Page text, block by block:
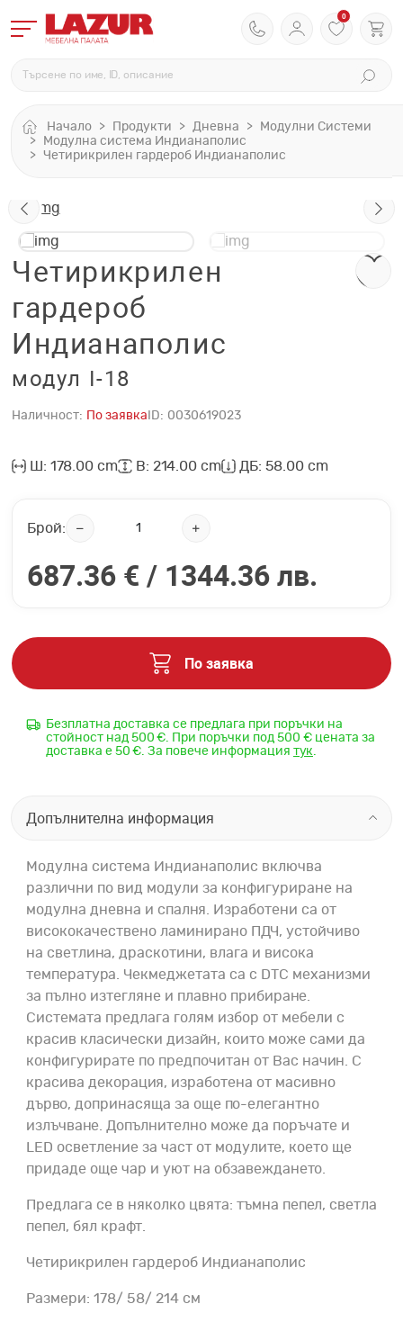
0
Начало Продукти Дневна
Модулни Системи
Модулна система Индианаполис
Четирикрилен гардероб Индианаполис
Четирикрилен
гардероб
Индианаполис
модул I-18
Наличност: По заявка ID: 0030619023
Ш: 178.00 cm В: 214.00 cm ДБ: 58.00 cm
Брой:
687.36 € / 1344.36 лв.
По заявка
Безплатна доставка се предлага при поръчки на
стойност над 500 €. При поръчки под 500 € цената за
доставка е 50 €. За повече информация тук.
Допълнителна информация
Модулна система Индианаполис включва
различни по вид модули за конфигуриране на
модулна дневна и спалня. Изработени са от
висококачествено ламинирано ПДЧ, устойчиво
на светлина, драскотини, влага и висока
температура. Чекмеджетата са с DTC механизми
за пълно изтегляне и плавно прибиране.
Системата предлага голям избор от мебели с
красив класически дизайн, които може сами да
конфигурирате по предпочитан от Вас начин. С
красива декорация, изработена от масивно
дърво, допринасяща за още по-елегантно
излъчване. Допълнително може да поръчате и
LED осветление за част от модулите, което ще
придаде още чар и уют на обзавеждането.
Предлага се в няколко цвята: тъмна пепел, светла
пепел, бял крафт.
Четирикрилен гардероб Индианаполис
Размери: 178/ 58/ 214 см